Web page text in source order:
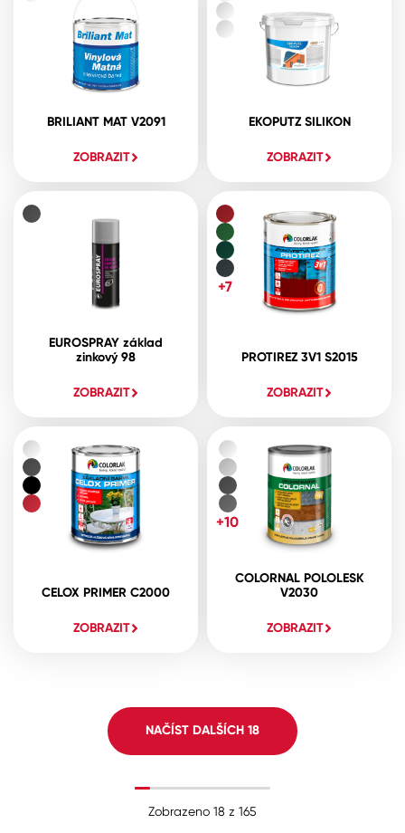
BRILIANT MAT V2091
ZOBRAZIT
EKOPUTZ SILIKON
ZOBRAZIT
EUROSPRAY základ
zinkový 98
ZOBRAZIT
PROTIREZ 3V1 S2015
ZOBRAZIT
+7
CELOX PRIMER C2000
ZOBRAZIT
COLORNAL POLOLESK
V2030
ZOBRAZIT
+10
NAČÍST DALŠÍCH 18
Zobrazeno 18 z 165